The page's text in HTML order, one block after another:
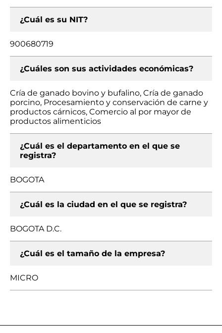
¿Cuál es su NIT?
900680719
¿Cuáles son sus actividades económicas?
Cría de ganado bovino y bufalino, Cría de ganado
porcino, Procesamiento y conservación de carne y
productos cárnicos, Comercio al por mayor de
productos alimenticios
¿Cuál es el departamento en el que se
registra?
BOGOTA
¿Cuál es la ciudad en el que se registra?
BOGOTA D.C.
¿Cuál es el tamaño de la empresa?
MICRO